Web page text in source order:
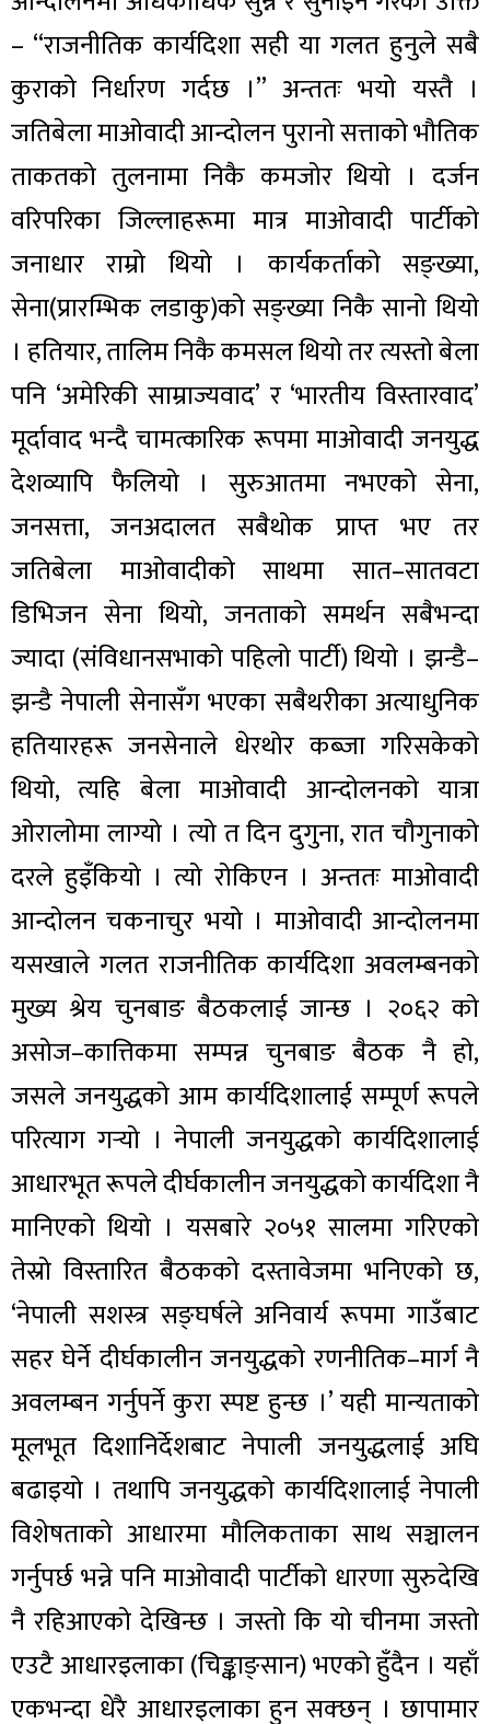
– “राजनीतिक कार्यदिशा सही या गलत हुनुले सबै
कुराको निर्धारण गर्दछ ।” अन्ततः भयो यस्तै ।
जतिबेला माओवादी आन्दोलन पुरानो सत्ताको भौतिक
ताकतको तुलनामा निकै कमजोर थियो । दर्जन
वरिपरिका जिल्लाहरूमा मात्र माओवादी पार्टीको
जनाधार राम्रो थियो । कार्यकर्ताको सङ्ख्या,
सेना(प्रारम्भिक लडाकु)को सङ्ख्या निकै सानो थियो
। हतियार, तालिम निकै कमसल थियो तर त्यस्तो बेला
पनि ‘अमेरिकी साम्राज्यवाद’ र ‘भारतीय विस्तारवाद’
मूर्दावाद भन्दै चामत्कारिक रूपमा माओवादी जनयुद्ध
देशव्यापि फैलियो । सुरुआतमा नभएको सेना,
जनसत्ता, जनअदालत सबैथोक प्राप्त भए तर
जतिबेला माओवादीको साथमा सात–सातवटा
डिभिजन सेना थियो, जनताको समर्थन सबैभन्दा
ज्यादा (संविधानसभाको पहिलो पार्टी) थियो । झन्डै–
झन्डै नेपाली सेनासँग भएका सबैथरीका अत्याधुनिक
हतियारहरू जनसेनाले धेरथोर कब्जा गरिसकेको
थियो, त्यहि बेला माओवादी आन्दोलनको यात्रा
ओरालोमा लाग्यो । त्यो त दिन दुगुना, रात चौगुनाको
दरले हुइँकियो । त्यो रोकिएन । अन्ततः माओवादी
आन्दोलन चकनाचुर भयो । माओवादी आन्दोलनमा
यसखाले गलत राजनीतिक कार्यदिशा अवलम्बनको
मुख्य श्रेय चुनबाङ बैठकलाई जान्छ । २०६२ को
असोज–कात्तिकमा सम्पन्न चुनबाङ बैठक नै हो,
जसले जनयुद्धको आम कार्यदिशालाई सम्पूर्ण रूपले
परित्याग गर्‍यो । नेपाली जनयुद्धको कार्यदिशालाई
आधारभूत रूपले दीर्घकालीन जनयुद्धको कार्यदिशा नै
मानिएको थियो । यसबारे २०५१ सालमा गरिएको
तेस्रो विस्तारित बैठकको दस्तावेजमा भनिएको छ,
‘नेपाली सशस्त्र सङ्घर्षले अनिवार्य रूपमा गाउँबाट
सहर घेर्ने दीर्घकालीन जनयुद्धको रणनीतिक–मार्ग नै
अवलम्बन गर्नुपर्ने कुरा स्पष्ट हुन्छ ।’ यही मान्यताको
मूलभूत दिशानिर्देशबाट नेपाली जनयुद्धलाई अघि
बढाइयो । तथापि जनयुद्धको कार्यदिशालाई नेपाली
विशेषताको आधारमा मौलिकताका साथ सञ्चालन
गर्नुपर्छ भन्ने पनि माओवादी पार्टीको धारणा सुरुदेखि
नै रहिआएको देखिन्छ । जस्तो कि यो चीनमा जस्तो
एउटै आधारइलाका (चिङ्काङ्सान) भएको हुँदैन । यहाँ
एकभन्दा धेरै आधारइलाका हुन सक्छन् । छापामार